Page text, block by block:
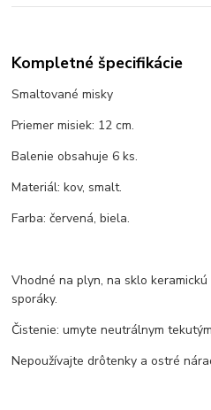
Kompletné špecifikácie
Smaltované misky
Priemer misiek: 12 cm.
Balenie obsahuje 6 ks.
Materiál: kov, smalt.
Farba: červená, biela.
Vhodné na plyn, na sklo
sporáky.
Čistenie: umyte neutrálnym
Nepoužívajte drôtenky a ostré